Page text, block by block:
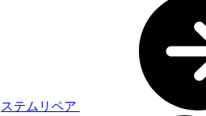
ステムリペア